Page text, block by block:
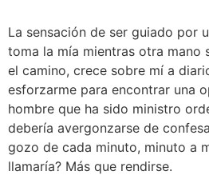
La sensación de ser guiado por
toma la mía mientras otra mano
el camino, crece sobre mí a
esforzarme para encontrar una
hombre que ha sido ministro
debería avergonzarse de
gozo de cada minuto, minuto a
llamaría? Más que rendirse.